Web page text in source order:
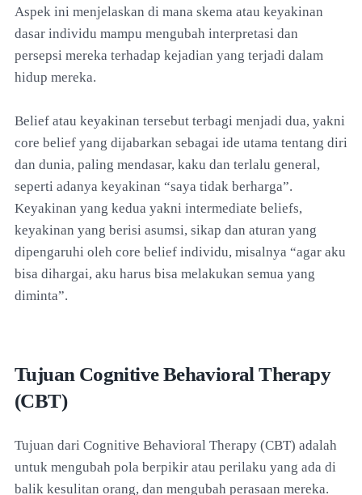
Aspek ini menjelaskan di mana skema atau keyakinan
dasar individu mampu mengubah interpretasi dan
persepsi mereka terhadap kejadian yang terjadi dalam
hidup mereka.
Belief atau keyakinan tersebut terbagi menjadi dua, yakni
core belief yang dijabarkan sebagai ide utama tentang diri
dan dunia, paling mendasar, kaku dan terlalu general,
seperti adanya keyakinan “saya tidak berharga”.
Keyakinan yang kedua yakni intermediate beliefs,
keyakinan yang berisi asumsi, sikap dan aturan yang
dipengaruhi oleh core belief individu, misalnya “agar aku
bisa dihargai, aku harus bisa melakukan semua yang
diminta”.
Tujuan Cognitive Behavioral Therapy
(CBT)
Tujuan dari Cognitive Behavioral Therapy (CBT) adalah
untuk mengubah pola berpikir atau perilaku yang ada di
balik kesulitan orang, dan mengubah perasaan mereka.